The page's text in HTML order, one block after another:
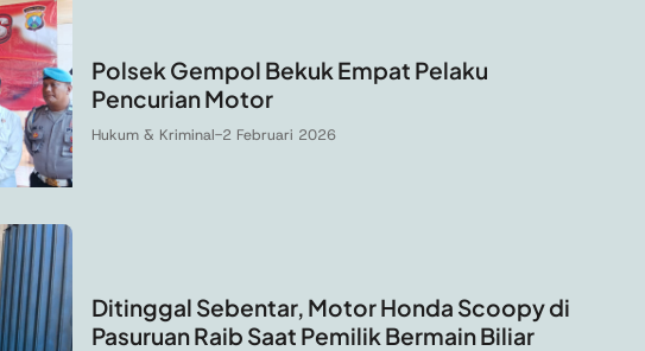
Polsek Gempol Bekuk Empat Pelaku
Pencurian Motor
Hukum & Kriminal-2 Februari 2026
Ditinggal Sebentar, Motor Honda Scoopy di
Pasuruan Raib Saat Pemilik Bermain Biliar